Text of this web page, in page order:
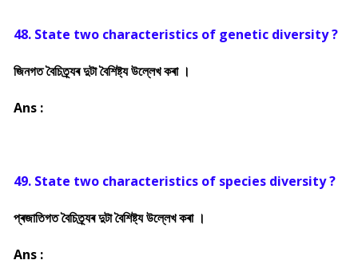
48. State two characteristics of genetic diversity ?
জিনগত বৈচিত্ৰ্যৰ দুটা বৈশিষ্ট্য উল্লেখ কৰা ।
Ans :
49. State two characteristics of species diversity ?
প্ৰজাতিগত বৈচিত্ৰ্যৰ দুটা বৈশিষ্ট্য উল্লেখ কৰা ।
Ans :